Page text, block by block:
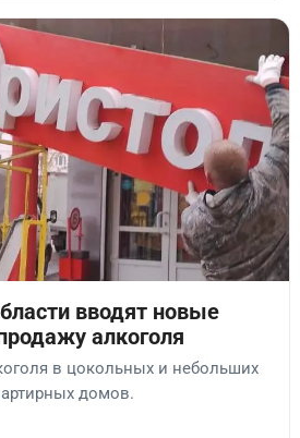
вводят новые
алкоголя
в цокольных и небольших
домов.